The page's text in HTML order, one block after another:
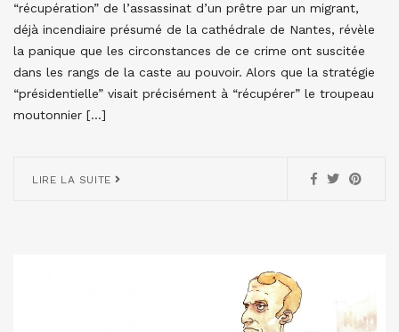
“récupération” de l’assassinat d’un prêtre par un migrant,
déjà incendiaire présumé de la cathédrale de Nantes, révèle
la panique que les circonstances de ce crime ont suscitée
dans les rangs de la caste au pouvoir. Alors que la stratégie
“présidentielle” visait précisément à “récupérer” le troupeau
moutonnier […]
LIRE LA SUITE